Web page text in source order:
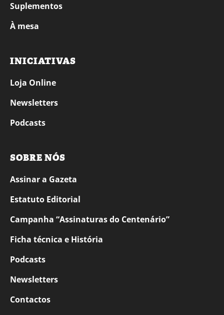
Suplementos
À mesa
INICIATIVAS
Loja Online
Newsletters
Podcasts
SOBRE NÓS
Assinar a Gazeta
Estatuto Editorial
Campanha “Assinaturas do Centenário”
Ficha técnica e História
Podcasts
Newsletters
Contactos